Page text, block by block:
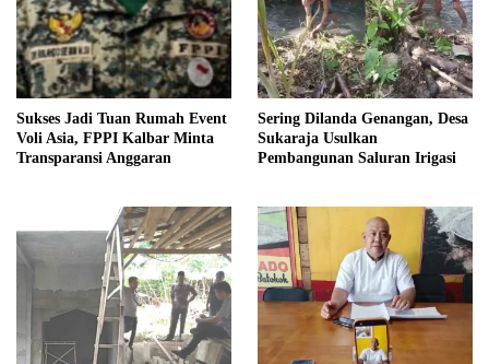
Sukses Jadi Tuan Rumah Event
Voli Asia, FPPI Kalbar Minta
Transparansi Anggaran
Sering Dilanda Genangan, Desa
Sukaraja Usulkan
Pembangunan Saluran Irigasi